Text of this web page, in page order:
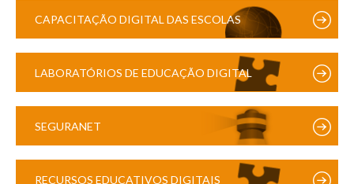
CAPACITAÇÃO DIGITAL DAS ESCOLAS
LABORATÓRIOS DE EDUCAÇÃO DIGITAL
SEGURANET
RECURSOS EDUCATIVOS DIGITAIS